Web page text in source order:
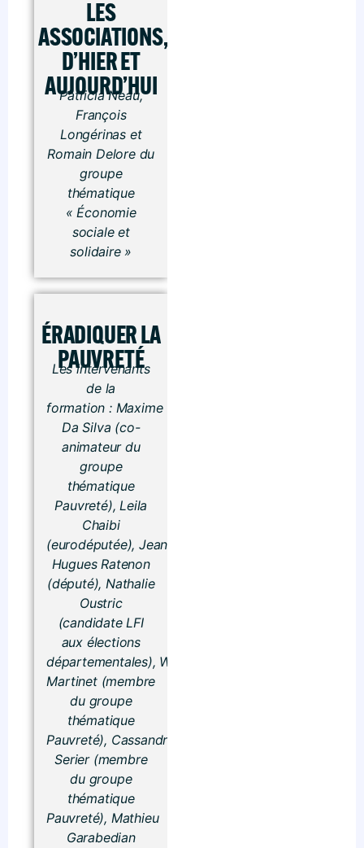
LES
ASSOCIATIONS,
D’HIER ET
AUJOURD’HUI
Patricia Neau,
François
Longérinas et
Romain Delore du
groupe
thématique
« Économie
sociale et
solidaire »
ÉRADIQUER LA
PAUVRETÉ
Les intervenants
de la
formation : Maxime
Da Silva (co-
animateur du
groupe
thématique
Pauvreté), Leila
Chaibi
(eurodéputée), Jean-
Hugues Ratenon
(député), Nathalie
Oustric
(candidate LFI
aux élections
départementales), William
Martinet (membre
du groupe
thématique
Pauvreté), Cassandra
Serier (membre
du groupe
thématique
Pauvreté), Mathieu
Garabedian